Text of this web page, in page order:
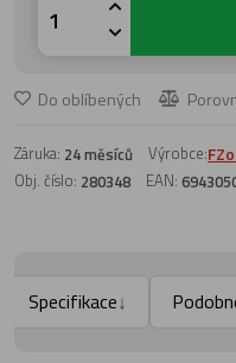
Do oblíbených
Záruka: 24 měsíců Výrobce:
Obj. číslo: 280348 EAN:
Specifikace↓